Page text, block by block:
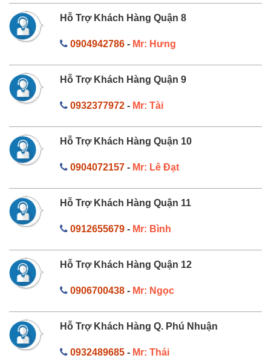
Hỗ Trợ Khách Hàng Quận 8
0904942786- Mr: Hưng
Hỗ Trợ Khách Hàng Quận 9
0932377972- Mr: Tài
Hỗ Trợ Khách Hàng Quận 10
0904072157- Mr: Lê Đạt
Hỗ Trợ Khách Hàng Quận 11
0912655679- Mr: Bình
Hỗ Trợ Khách Hàng Quận 12
0906700438- Mr: Ngọc
Hỗ Trợ Khách Hàng Q. Phú Nhuận
0932489685- Mr: Thái